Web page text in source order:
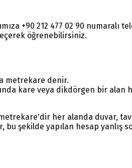
+90 212 477 02 90 numaralı
öğrenebilirsiniz.
metrekare denir.
kare veya dikdörgen bir
her alanda duvar,
bu şekilde yapılan hesap yanlış